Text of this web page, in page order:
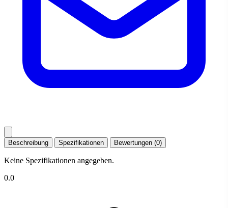
Beschreibung Spezifikationen Bewertungen (0)
Keine Spezifikationen angegeben.
0.0